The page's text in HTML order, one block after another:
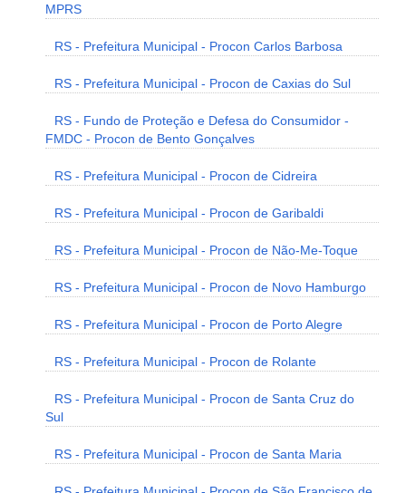
MPRS
RS - Prefeitura Municipal - Procon Carlos Barbosa
RS - Prefeitura Municipal - Procon de Caxias do Sul
RS - Fundo de Proteção e Defesa do Consumidor -
FMDC - Procon de Bento Gonçalves
RS - Prefeitura Municipal - Procon de Cidreira
RS - Prefeitura Municipal - Procon de Garibaldi
RS - Prefeitura Municipal - Procon de Não-Me-Toque
RS - Prefeitura Municipal - Procon de Novo Hamburgo
RS - Prefeitura Municipal - Procon de Porto Alegre
RS - Prefeitura Municipal - Procon de Rolante
RS - Prefeitura Municipal - Procon de Santa Cruz do
Sul
RS - Prefeitura Municipal - Procon de Santa Maria